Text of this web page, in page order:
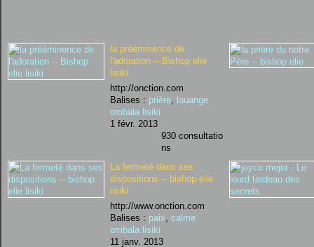
la prééminence de
l'adoration -- Bishop elie
lisiki
http://onction.com
Balises : prière, louange
ombala lisiki
1 févr. 2013
930 consultatio
ns
La fermeté dans ses
dispositions -- bishop elie
lisiki
http://www.onction.com
Balises : paix, calme
ombala lisiki
11 janv. 2013